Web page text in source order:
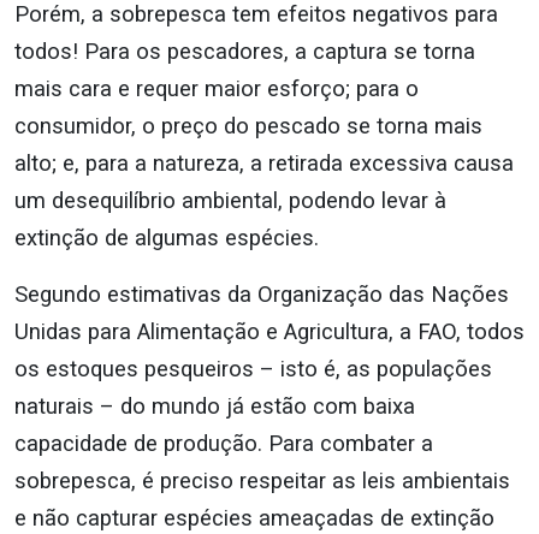
Porém, a sobrepesca tem efeitos negativos para
todos! Para os pescadores, a captura se torna
mais cara e requer maior esforço; para o
consumidor, o preço do pescado se torna mais
alto; e, para a natureza, a retirada excessiva causa
um desequilíbrio ambiental, podendo levar à
extinção de algumas espécies.
Segundo estimativas da Organização das Nações
Unidas para Alimentação e Agricultura, a FAO, todos
os estoques pesqueiros – isto é, as populações
naturais – do mundo já estão com baixa
capacidade de produção. Para combater a
sobrepesca, é preciso respeitar as leis ambientais
e não capturar espécies ameaçadas de extinção